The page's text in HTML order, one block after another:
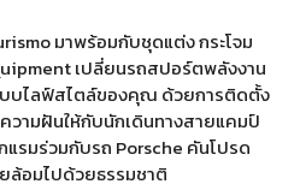
มาพร้อมกับชุดแต่ง กระโจม
เปลี่ยนรถสปอร์ตพลังงาน
บไลฟ์สไตล์ของคุณ ด้วยการติดตั้ง
วามฝันให้กับนักเดินทางสายแคมป์
รมร่วมกับรถ Porsche คันโปรด
ล้อมไปด้วยธรรมชาติ